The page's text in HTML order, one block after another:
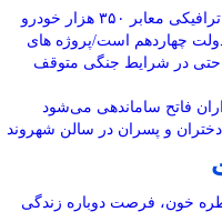
۳۵۰ هزار خودرو
چهاردهم است/پروژه ‌های
حتی در شرایط جنگی متوقف
فاتح ساماندهی می‌شود
دختران و پسران در سالن شهروند
خون، فرصت دوباره زندگی